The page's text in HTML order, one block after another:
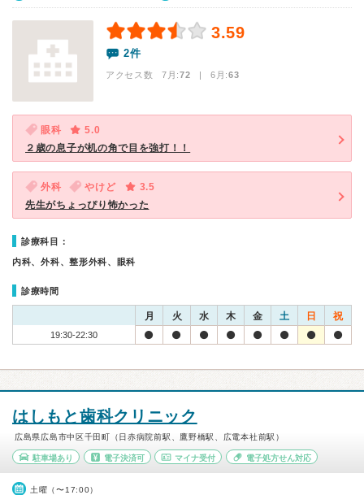
3.59
2件
アクセス数 7月:72 | 6月:63
眼科
5.0
２歳の息子が机の角で目を強打！！
外科 やけど
3.5
先生がちょっぴり怖かった
診療科目：
内科、外科、整形外科、眼科
診療時間
月 火 水 木 金 土 日 祝
19:30-22:30
はしもと歯科クリニック
広島県広島市中区千田町（日赤病院前駅、鷹野橋駅、広電本社前駅）
駐車場あり 電子決済可 マイナ受付 電子処方せん対応
土曜（〜17:00）